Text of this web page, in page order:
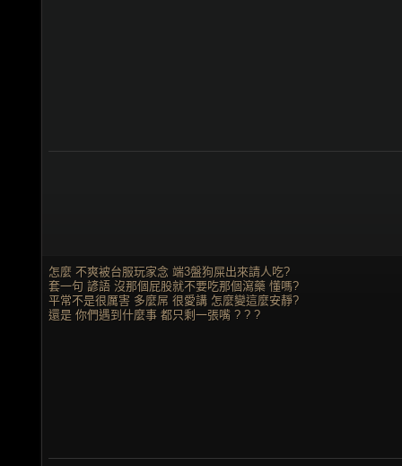
怎麼 不爽被台服玩家念 端3盤狗屎出來請人吃?
套一句 諺語 沒那個屁股就不要吃那個瀉藥 懂嗎?
平常不是很厲害 多麼屌 很愛講 怎麼變這麼安靜?
還是 你們遇到什麼事 都只剩一張嘴 ? ? ?